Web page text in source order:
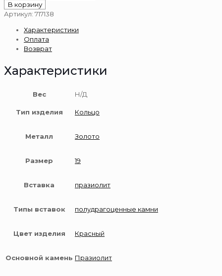
товара
Кольцо
золота
пробы
празиолитом
В корзину
Артикул: 717138
Характеристики
Оплата
Возврат
Характеристики
Вес Н/Д
Тип изделия Кольцо
Металл Золото
Размер 19
Вставка празиолит
Типы вставок полудрагоценные камни
Цвет изделия Красный
Основной камень Празиолит